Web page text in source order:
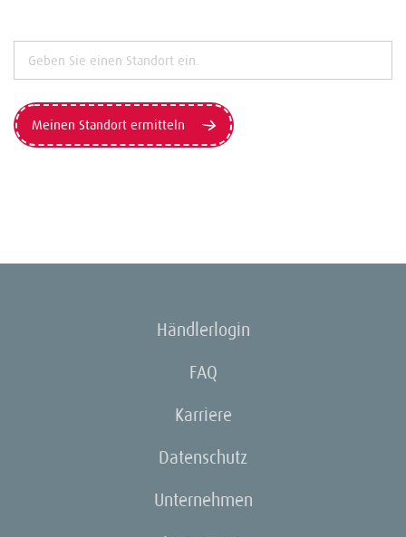
Meinen Standort ermitteln
Händlerlogin
FAQ
Karriere
Datenschutz
Unternehmen